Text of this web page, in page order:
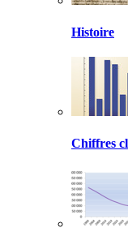
Histoire
Chiffres